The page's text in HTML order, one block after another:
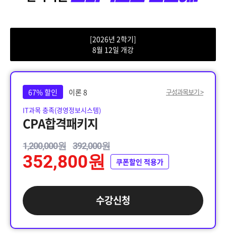
[2026년 2학기]
8월 12일 개강
67% 할인 이론 8
구성과목보기 >
IT과목 충족(경영정보시스템)
CPA합격패키지
1,200,000원 392,000원
352,800원 쿠폰할인 적용가
수강신청